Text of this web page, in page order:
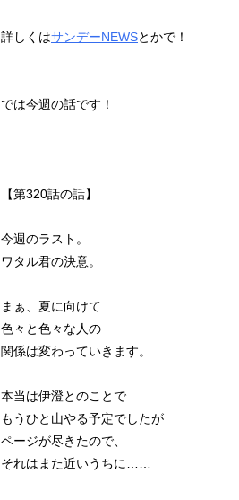
詳しくはサンデーNEWSとかで！
では今週の話です！
【第320話の話】
今週のラスト。
ワタル君の決意。
まぁ、夏に向けて
色々と色々な人の
関係は変わっていきます。
本当は伊澄とのことで
もうひと山やる予定でしたが
ページが尽きたので、
それはまた近いうちに……